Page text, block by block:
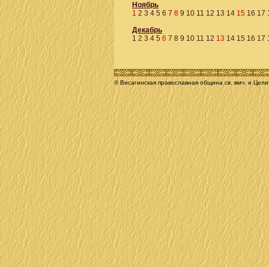
Ноябрь
1 2 3 4 5 6 7 8 9 10 11 12 13 14 15 16 17
Декабрь
1 2 3 4 5 6 7 8 9 10 11 12 13 14 15 16 17
© Висагинская православная община св. вмч. и